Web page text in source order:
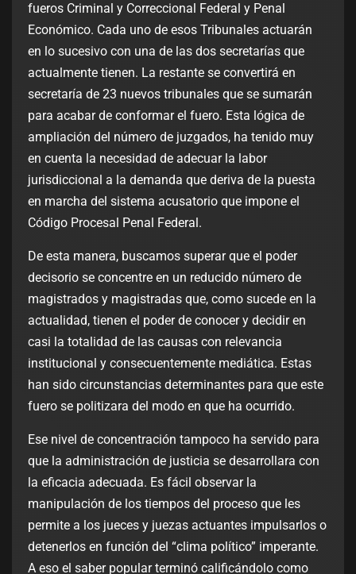
fueros Criminal y Correccional Federal y Penal
Económico. Cada uno de esos Tribunales actuarán
en lo sucesivo con una de las dos secretarías que
actualmente tienen. La restante se convertirá en
secretaría de 23 nuevos tribunales que se sumarán
para acabar de conformar el fuero. Esta lógica de
ampliación del número de juzgados, ha tenido muy
en cuenta la necesidad de adecuar la labor
jurisdiccional a la demanda que deriva de la puesta
en marcha del sistema acusatorio que impone el
Código Procesal Penal Federal.
De esta manera, buscamos superar que el poder
decisorio se concentre en un reducido número de
magistrados y magistradas que, como sucede en la
actualidad, tienen el poder de conocer y decidir en
casi la totalidad de las causas con relevancia
institucional y consecuentemente mediática. Estas
han sido circunstancias determinantes para que este
fuero se politizara del modo en que ha ocurrido.
Ese nivel de concentración tampoco ha servido para
que la administración de justicia se desarrollara con
la eficacia adecuada. Es fácil observar la
manipulación de los tiempos del proceso que les
permite a los jueces y juezas actuantes impulsarlos o
detenerlos en función del “clima político” imperante.
A eso el saber popular terminó calificándolo como